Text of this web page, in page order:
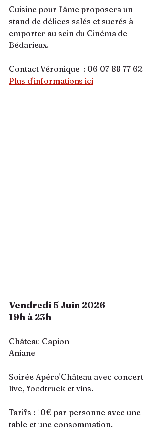
Cuisine pour l'âme proposera un
stand de délices salés et sucrés à
emporter au sein du Cinéma de
Bédarieux.
Contact Véronique  : 06 07 88 77 62
Plus d'informations ici
Vendredi 5 Juin 2026
19h à 23h
Château Capion
Aniane
Soirée Apéro'Château avec concert
live, foodtruck et vins.
Tarifs : 10€ par personne avec une
table et une consommation.